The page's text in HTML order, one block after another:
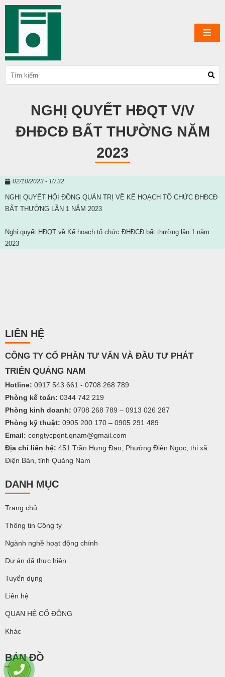
NGHỊ QUYẾT HĐQT V/V
ĐHĐCĐ BẤT THƯỜNG NĂM
2023
02/10/2023 - 10:32
NGHỊ QUYẾT HỘI ĐỒNG QUẢN TRỊ VỀ KẾ HOẠCH TỔ CHỨC ĐHĐCĐ
BẤT THƯỜNG LẦN 1 NĂM 2023
Nghị quyết HĐQT về Kế hoạch tổ chức ĐHĐCĐ bất thường lần 1 năm
2023
LIÊN HỆ
CÔNG TY CỔ PHẦN TƯ VẤN VÀ ĐẦU TƯ PHÁT
TRIỂN QUẢNG NAM
Hotline: 0917 543 661 - 0708 268 789
Phòng kế toán: 0344 742 219
Phòng kinh doanh: 0708 268 789 – 0913 026 287
Phòng kỹ thuật: 0905 200 170 – 0905 291 489
Email: congtycpqnt.qnam@gmail.com
Địa chỉ liên hệ: 451 Trần Hưng Đạo, Phường Điện Ngọc, thị xã
Điện Bàn, tỉnh Quảng Nam
DANH MỤC
Trang chủ
Thông tin Công ty
Ngành nghề hoạt động chính
Dự án đã thực hiện
Tuyển dụng
Liên hệ
QUAN HỆ CỔ ĐÔNG
Khác
BẢN ĐỒ